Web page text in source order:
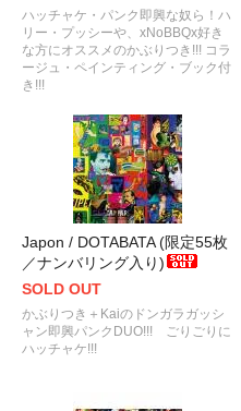
ハッチャケ・パンク即興な奴ら！ハ
リー・プッシーや、xNoBBQx好き
な方にオススメのかぶりつき!!! コラ
ージュ・ペインティング・ブック付
き!!!
Japon / DOTABATA (限定55枚
／ナンバリング入り)
SOLD OUT
かぶりつき＋Kaiのドンガラガッシ
ャン即興パンクDUO!!! ごりごりに
ハッチャケ!!!